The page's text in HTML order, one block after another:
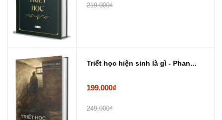
219.000₫
Triết học hiện sinh là gì - Phan...
199.000₫
249.000₫